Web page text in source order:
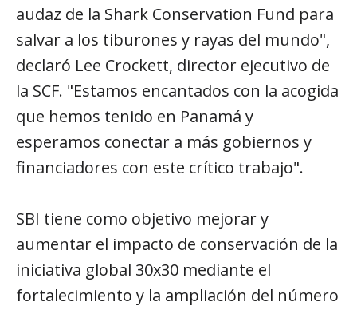
audaz de la Shark Conservation Fund para
salvar a los tiburones y rayas del mundo",
declaró Lee Crockett, director ejecutivo de
la SCF. "Estamos encantados con la acogida
que hemos tenido en Panamá y
esperamos conectar a más gobiernos y
financiadores con este crítico trabajo".
SBI tiene como objetivo mejorar y
aumentar el impacto de conservación de la
iniciativa global 30x30 mediante el
fortalecimiento y la ampliación del número